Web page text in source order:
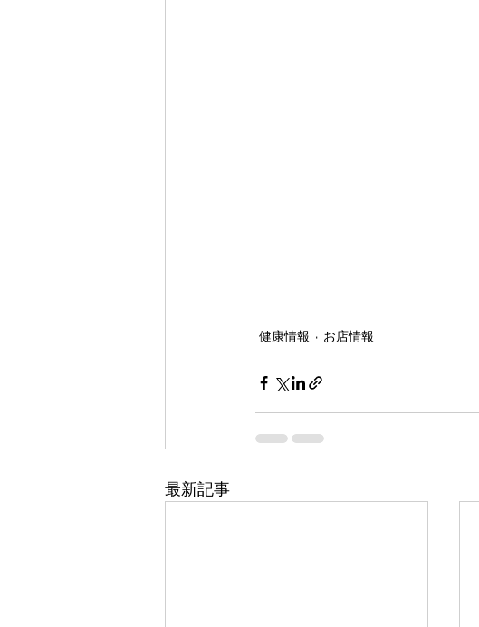
健康情報 お店情報
最新記事